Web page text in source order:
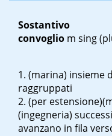
Sostantivo
convoglio m sing
(marina) insieme
raggruppati
(per
(ingegneria)
avanzano in fila